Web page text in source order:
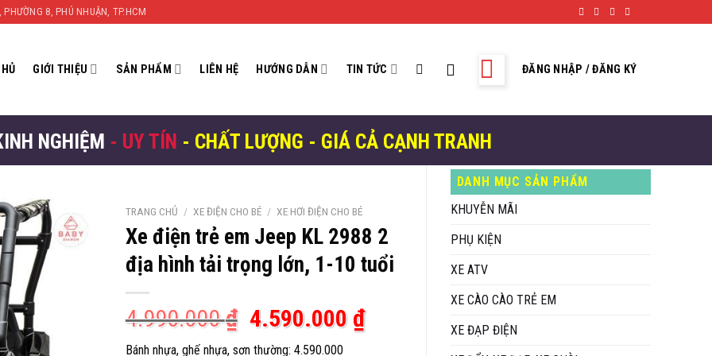
8, PHÚ NHUẬN, TP.HCM
GIỚI THIỆU SẢN PHẨM LIÊN HỆ HƯỚNG DẪN TIN TỨC ĐĂNG NHẬP / ĐĂNG KÝ
NGHIỆM - UY TÍN - CHẤT LƯỢNG - GIÁ CẢ CẠNH TRANH
DANH MỤC SẢN PHẨM
KHUYỄN MÃI
PHỤ KIỆN
XE ATV
XE CÀO CÀO TRẺ EM
XE ĐẠP ĐIỆN
TRANG CHỦ / XE ĐIỆN CHO BÉ / XE HƠI ĐIỆN CHO BÉ
Xe điện trẻ em Jeep KL 2988 2
địa hình tải trọng lớn, 1-10 tuổi
4.990.000₫ Giá
gốc
4.590.000 ₫Giá
hiện
Bánh nhựa, ghế nhựa, sơn thường: 4.590.000